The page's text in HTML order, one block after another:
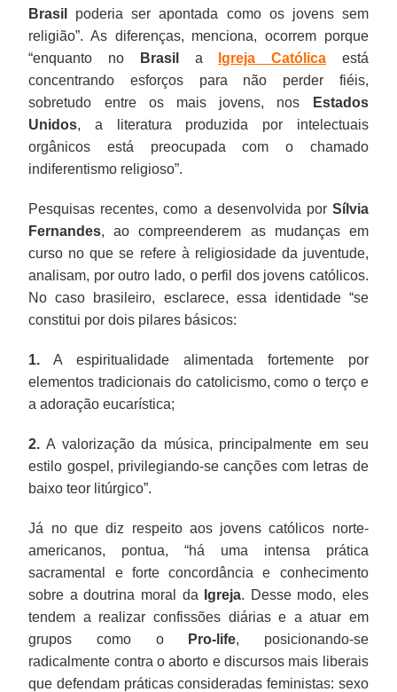
Brasil
poderia ser apontada como os jovens sem
religião”. As diferenças, menciona, ocorrem porque
“enquanto no
Brasil a Igreja Católicaestá
concentrando esforços para não perder fiéis,
sobretudo entre os mais jovens, nos
Estados
Unidos, a literatura produzida por intelectuais
orgânicos está preocupada com o chamado
indiferentismo religioso”.
Pesquisas recentes, como a desenvolvida por Sílvia
Fernandes, ao compreenderem as mudanças em
curso no que se refere à religiosidade da juventude,
analisam, por outro lado, o perfil dos jovens católicos.
No caso brasileiro, esclarece, essa identidade “se
constitui por dois pilares básicos:
1. A espiritualidade alimentada fortemente por
elementos tradicionais do catolicismo, como o terço e
a adoração eucarística;
2. A valorização da música, principalmente em seu
estilo gospel, privilegiando-se canções com letras de
baixo teor litúrgico”.
Já no que diz respeito aos jovens católicos norte-
americanos, pontua, “há uma intensa prática
sacramental e forte concordância e conhecimento
sobre a doutrina moral da
Igreja. Desse modo, eles
tendem a realizar confissões diárias e a atuar em
grupos como o
Pro-life, posicionando-se
radicalmente contra o aborto e discursos mais liberais
que defendam práticas consideradas feministas: sexo